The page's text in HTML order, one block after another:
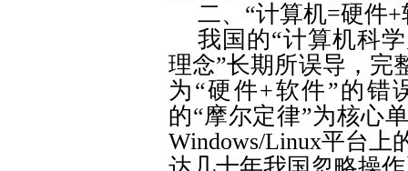
⼆、“计算机=硬件+
我国的“计算机科
理念”长期所误导，完
为“硬件+软件”的错
的“摩尔定律”为核心
Windows/Linux平台上